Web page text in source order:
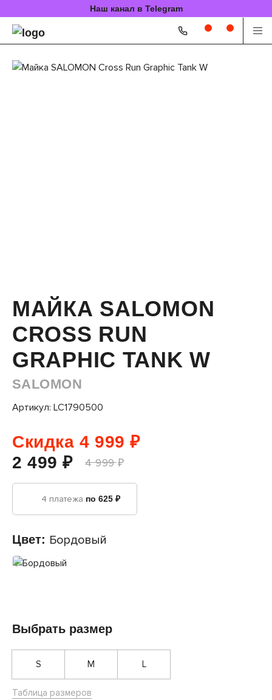
Наш канал в Telegram
МАЙКА SALOMON
CROSS RUN
GRAPHIC TANK W
SALOMON
Артикул: LC1790500
Скидка 4 999 ₽
2 499 ₽
4 999 ₽
4 платежа по 625 ₽
Цвет: Бордовый
Выбрать размер
S M L
Таблица размеров